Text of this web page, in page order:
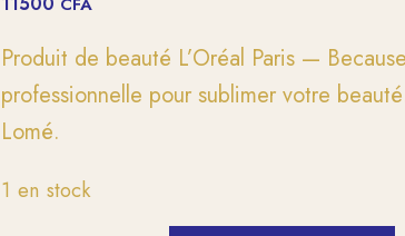
Produit de beauté L’Oréal Paris —
professionnelle pour sublimer votre
Lomé.
1 en stock